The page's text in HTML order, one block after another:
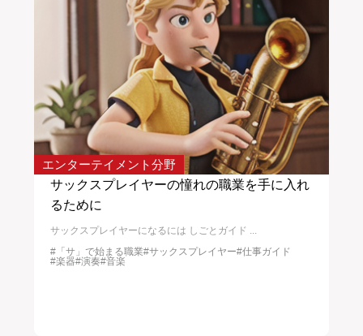
エンターテイメント分野
トランペッターになるためのガイド
トランペッターになるには しごと選び中 ト...
#「ト」で始まる職業#オーケストラ#ジャズ#トランペット
#音楽#音楽家